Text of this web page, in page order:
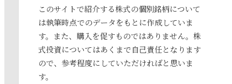
このサイトで紹介する株式の個別銘柄について
は執筆時点でのデータをもとに作成していま
す。また、購入を促すものではありません。株
式投資についてはあくまで自己責任となります
ので、参考程度にしていただければと思いま
す。